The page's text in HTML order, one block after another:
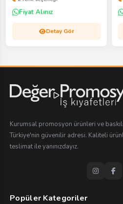
Fiyat Alınız
Detay Gör
Kurumsal promosyon ürünleri ve
Türkiye'nin güvenilir adresi. Kaliteli
teslimat ile yanınızdayız.
Popüler Kategoriler